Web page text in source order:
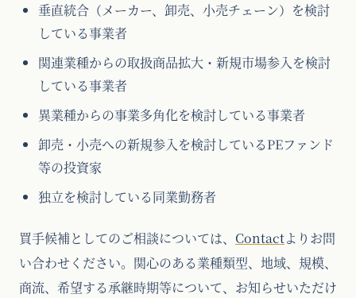
垂直統合（メーカー、卸売、小売チェーン）を検討
している事業者
関連業種からの取扱商品拡大・新規市場参入を検討
している事業者
異業種からの事業多角化を検討している事業者
卸売・小売への新規参入を検討しているPEファンド
等の投資家
独立を検討している同業勤務者
買手候補としてのご相談については、 Contactよりお問
い合わせください。関心のある業種類型、地域、規模、
商流、希望する承継時期等について、お知らせいただけ